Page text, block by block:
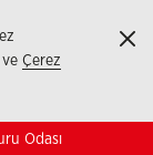
ve Çerez
Odası